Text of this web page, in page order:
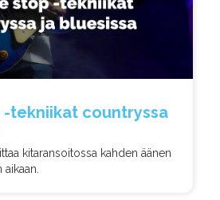
-tekniikat countryssa
kitaransoitossa kahden äänen
aikaan.